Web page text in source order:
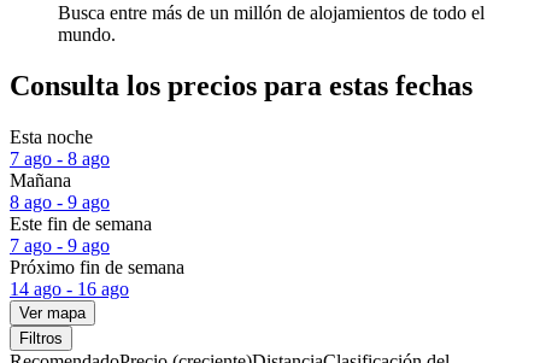
Busca entre más de un millón de alojamientos de todo el
mundo.
Consulta los precios para estas fechas
Esta noche
7 ago - 8 ago
Mañana
8 ago - 9 ago
Este fin de semana
7 ago - 9 ago
Próximo fin de semana
14 ago - 16 ago
Ver mapa
Filtros